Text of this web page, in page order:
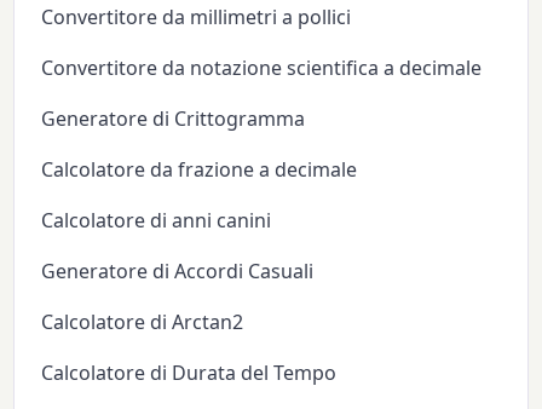
Convertitore da millimetri a pollici
Convertitore da notazione scientifica a decimale
Generatore di Crittogramma
Calcolatore da frazione a decimale
Calcolatore di anni canini
Generatore di Accordi Casuali
Calcolatore di Arctan2
Calcolatore di Durata del Tempo